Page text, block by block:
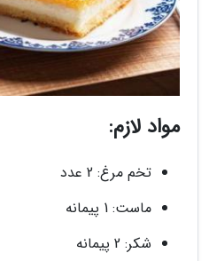
مواد لازم:
تخم مرغ: 2 عدد
ماست: 1 پیمانه
شکر: 2 پیمانه